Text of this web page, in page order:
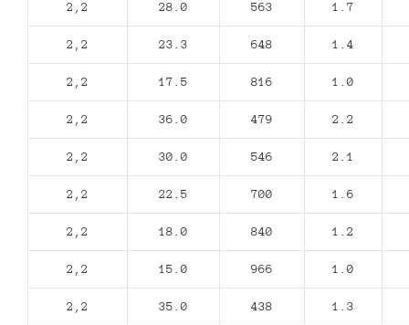
2,2 28.0 563 1.7
2,2 23.3 648 1.4
2,2 17.5 816 1.0
2,2 36.0 479 2.2
2,2 30.0 546 2.1
2,2 22.5 700 1.6
2,2 18.0 840 1.2
2,2 15.0 966 1.0
2,2 35.0 438 1.3